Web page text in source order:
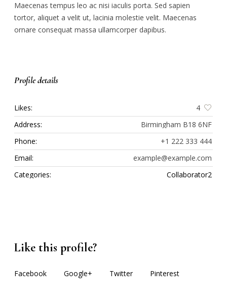
Maecenas tempus leo ac nisi iaculis porta. Sed sapien
tortor, aliquet a velit ut, lacinia molestie velit. Maecenas
ornare consequat massa ullamcorper dapibus.
Profile details
Likes:
4
Address:
Birmingham B18 6NF
Phone:
+1 222 333 444
Email:
example@example.com
Categories:
Collaborator2
Like this profile?
Facebook Google+ Twitter Pinterest